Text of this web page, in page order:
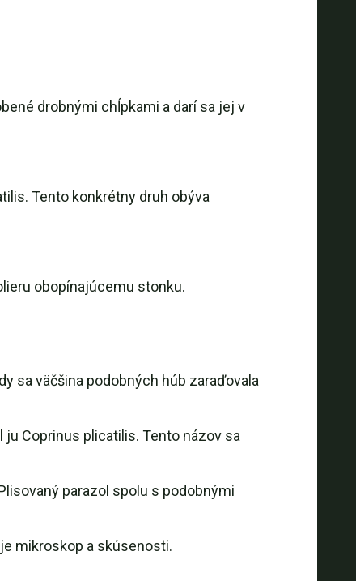
drobnými chĺpkami a darí sa jej v
Tento konkrétny druh obýva
obopínajúcemu stonku.
sa väčšina podobných húb zaraďovala
Coprinus plicatilis. Tento názov sa
parazol spolu s podobnými
mikroskop a skúsenosti.